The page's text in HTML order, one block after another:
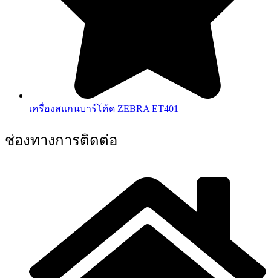
เครื่องสแกนบาร์โค้ด ZEBRA ET401
ช่องทางการติดต่อ